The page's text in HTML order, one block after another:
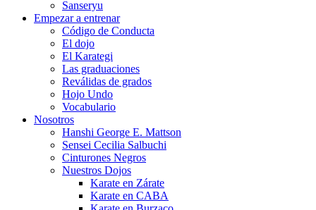
Sanseryu
Empezar a entrenar
Código de Conducta
El dojo
El Karategi
Las graduaciones
Reválidas de grados
Hojo Undo
Vocabulario
Nosotros
Hanshi George E. Mattson
Sensei Cecilia Salbuchi
Cinturones Negros
Nuestros Dojos
Karate en Zárate
Karate en CABA